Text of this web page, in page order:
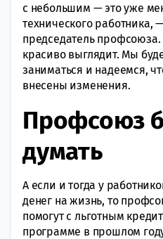
с небольшим — это уже
технического работника,
председатель
красиво выглядит. Мы
заниматься и надеемся,
внесены изменения.
Профсоюз
думать
А если и тогда у
денег на жизнь, то
помогут с льготным
программе в прошлом